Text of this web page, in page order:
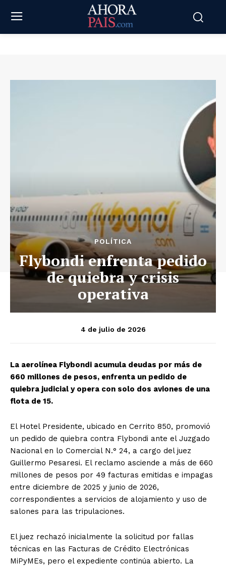
POLÍTICA
Flybondi enfrenta pedido
de quiebra y crisis
operativa
4 de julio de 2026
La aerolínea Flybondi acumula deudas por más de
660 millones de pesos, enfrenta un pedido de
quiebra judicial y opera con solo dos aviones de una
flota de 15.
El Hotel Presidente, ubicado en Cerrito 850, promovió
un pedido de quiebra contra Flybondi ante el Juzgado
Nacional en lo Comercial N.° 24, a cargo del juez
Guillermo Pesaresi. El reclamo asciende a más de 660
millones de pesos por 49 facturas emitidas e impagas
entre diciembre de 2025 y junio de 2026,
correspondientes a servicios de alojamiento y uso de
salones para las tripulaciones.
El juez rechazó inicialmente la solicitud por fallas
técnicas en las Facturas de Crédito Electrónicas
MiPyMEs, pero el expediente continúa abierto. La